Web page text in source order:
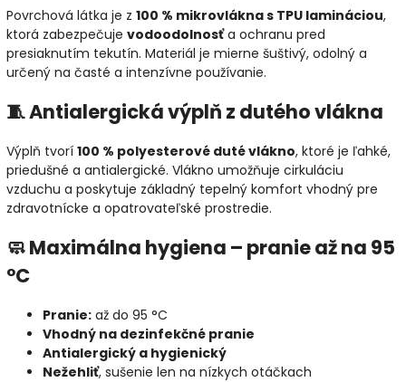
Povrchová látka je z 100 % mikrovlákna s TPU lamináciou,
ktorá zabezpečuje vodoodolnosťa ochranu pred
presiaknutím tekutín. Materiál je mierne šuštivý, odolný a
určený na časté a intenzívne používanie.
🧵 Antialergická výplň z dutého vlákna
Výplň tvorí 100 % polyesterové duté vlákno, ktoré je ľahké,
priedušné a antialergické. Vlákno umožňuje cirkuláciu
vzduchu a poskytuje základný tepelný komfort vhodný pre
zdravotnícke a opatrovateľské prostredie.
🧼 Maximálna hygiena – pranie až na 95
°C
Pranie: až do 95 °C
Vhodný na dezinfekčné pranie
Antialergický a hygienický
Nežehliť, sušenie len na nízkych otáčkach